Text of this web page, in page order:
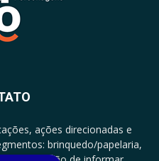
ações direcionadas e
brinquedo/papelaria,